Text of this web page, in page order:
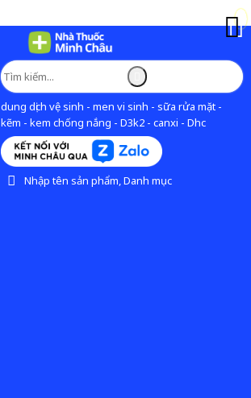
dung dịch vệ sinh - men vi sinh - sữa rửa mặt -
kẽm - kem chống nắng - D3k2 - canxi - Dhc
Nhập tên sản phẩm, Danh mục